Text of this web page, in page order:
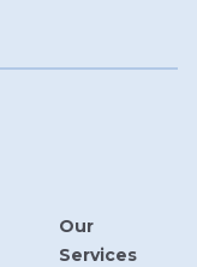
Our
Services